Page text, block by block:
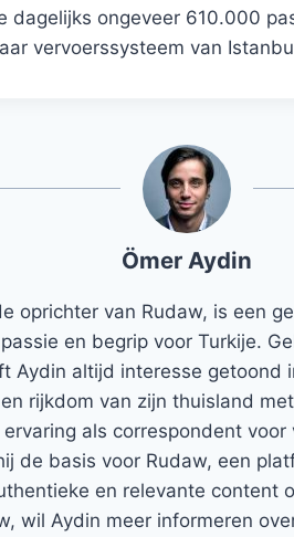
dagelijks ongeveer 610.000
vervoerssysteem van
Ömer Aydin
oprichter van Rudaw, is een
en begrip voor Turkije.
Aydin altijd interesse getoond
rijkdom van zijn thuisland
als correspondent
de basis voor Rudaw, een
en relevante content
wil Aydin meer informeren